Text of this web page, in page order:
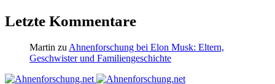
Letzte Kommentare
Martin zu Ahnenforschung bei Elon Musk: Eltern,
Geschwister und Familiengeschichte